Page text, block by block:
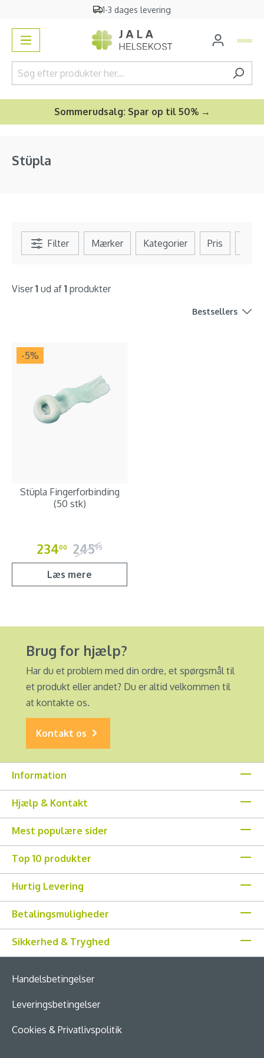
1-3 dages levering
Sommerudsalg: Spar op til 50% →
Stüpla
Filter Mærker Kategorier Pris
Viser1 ud af 1 produkter
Bestsellers
-5%
Stüpla Fingerforbinding
(50 stk)
23400 24595
Læs mere
Brug for hjælp?
Har du et problem med din ordre, et spørgsmål til
et produkt eller andet? Du er altid velkommen til
at kontakte os.
Kontakt os
Information
Hjælp & Kontakt
Mest populære sider
Top 10 produkter
Hurtig Levering
Betalingsmuligheder
Sikkerhed & Tryghed
Handelsbetingelser
Leveringsbetingelser
Cookies & Privatlivspolitik